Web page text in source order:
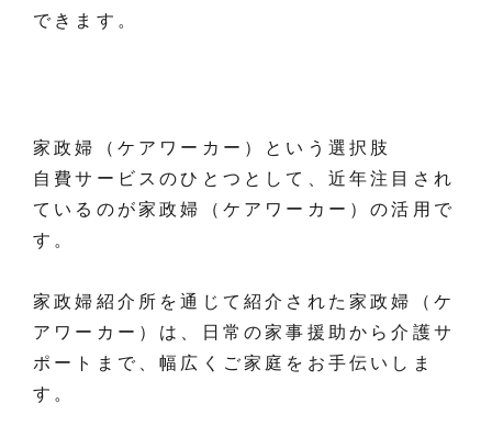
できます。
家政婦（ケアワーカー）という選択肢
自費サービスのひとつとして、近年注目され
ているのが家政婦（ケアワーカー）の活用で
す。
家政婦紹介所を通じて紹介された家政婦（ケ
アワーカー）は、日常の家事援助から介護サ
ポートまで、幅広くご家庭をお手伝いしま
す。